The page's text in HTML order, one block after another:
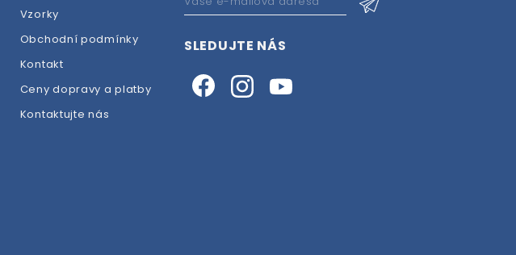
Vzorky
Obchodní podmínky
Kontakt
Ceny dopravy a platby
Kontaktujte nás
SLEDUJTE NÁS